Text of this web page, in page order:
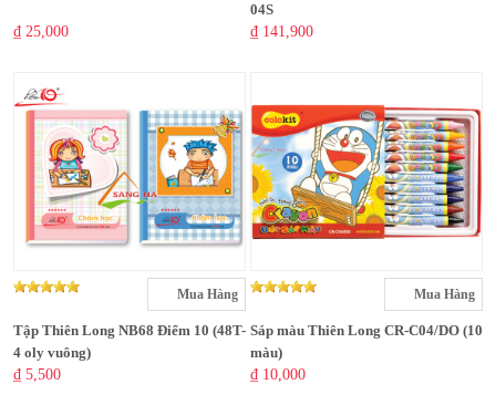
₫ 25,000
04S
₫ 141,900
Mua Hàng
Tập Thiên Long NB68 Điểm 10 (48T-
4 oly vuông)
₫ 5,500
Mua Hàng
Sáp màu Thiên Long CR-C04/DO (10
màu)
₫ 10,000